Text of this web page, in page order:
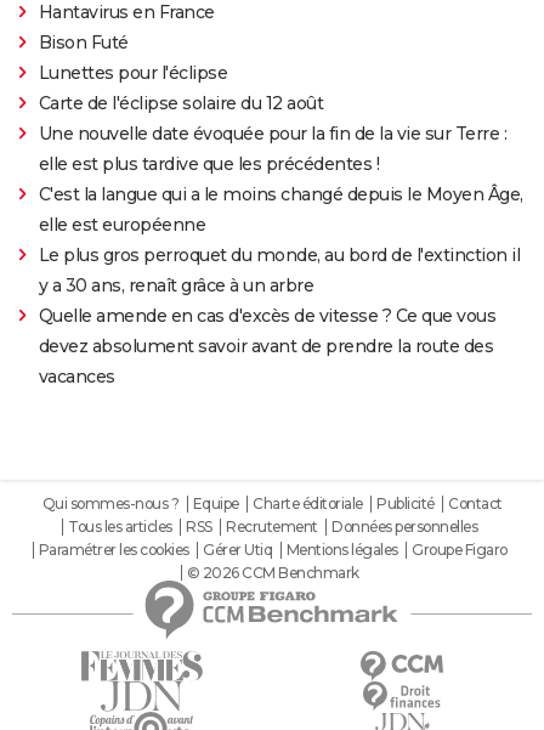
Hantavirus en France
Bison Futé
Lunettes pour l'éclipse
Carte de l'éclipse solaire du 12 août
Une nouvelle date évoquée pour la fin de la vie sur Terre :
elle est plus tardive que les précédentes !
C'est la langue qui a le moins changé depuis le Moyen Âge,
elle est européenne
Le plus gros perroquet du monde, au bord de l'extinction il
y a 30 ans, renaît grâce à un arbre
Quelle amende en cas d'excès de vitesse ? Ce que vous
devez absolument savoir avant de prendre la route des
vacances
Qui sommes-nous ? Equipe Charte éditoriale Publicité
Contact
Tous les articles
RSS Recrutement
Données personnelles
Paramétrer les cookies
Gérer Utiq Mentions légales
Groupe Figaro
© 2026 CCM Benchmark